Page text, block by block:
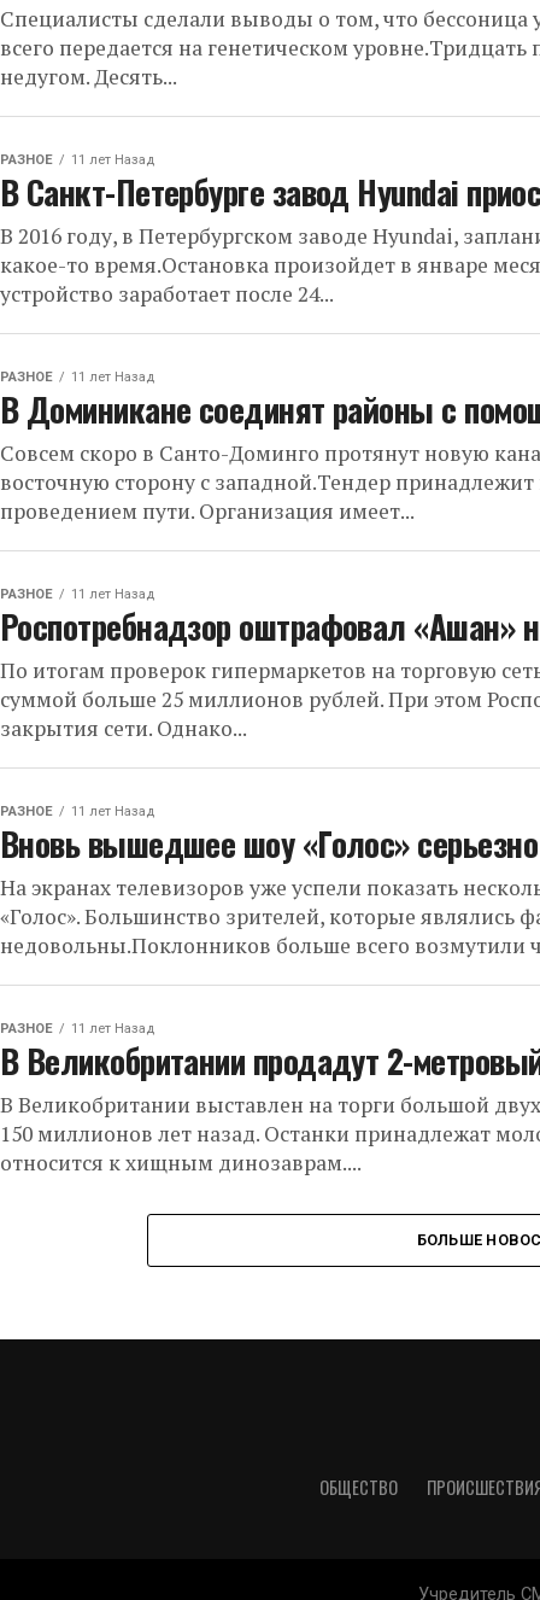
Специалисты сделали выводы о том, что бессоница
всего передается на генетическом
недугом. Десять...
РАЗНОЕ 11 лет Назад
В Санкт-Петербурге завод Hyundai
В 2016 году, в Петербургском заводе Hyundai,
какое-то время.Остановка произойдет в январе
устройство заработает после 24...
РАЗНОЕ 11 лет Назад
В Доминикане соединят районы с
Совсем скоро в Санто-Доминго протянут новую
восточную сторону с западной.Тендер
проведением пути. Организация имеет...
РАЗНОЕ 11 лет Назад
Роспотребнадзор оштрафовал «Ашан»
По итогам проверок гипермаркетов на торговую
суммой больше 25 миллионов рублей. При этом
закрытия сети. Однако...
РАЗНОЕ 11 лет Назад
Вновь вышедшее шоу «Голос»
На экранах телевизоров уже успели показать
«Голос». Большинство зрителей, которые являлись
недовольны.Поклонников больше всего возмутили
РАЗНОЕ 11 лет Назад
В Великобритании продадут 2-
В Великобритании выставлен на торги большой
150 миллионов лет назад. Останки принадлежат
относится к хищным динозаврам....
БОЛЬШЕ
ОБЩЕСТВО
Учредитель